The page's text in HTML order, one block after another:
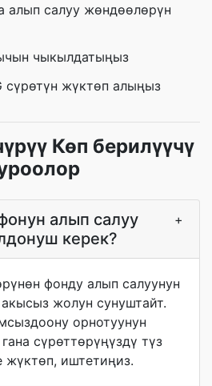
алып салуу жөндөөлөрүн
чыкылдатыңыз
сүрөтүн жүктөп алыңыз
Көп берилүүчү
алып салуу
керек?
+
фонду алып салуунун
жолун сунуштайт.
орнотуунун
сүрөттөрүңүздү түз
жүктөп, иштетиңиз.